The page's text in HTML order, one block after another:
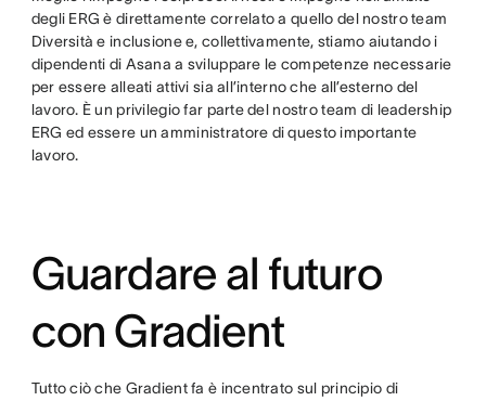
degli ERG è direttamente correlato a quello del nostro team
Diversità e inclusione e, collettivamente, stiamo aiutando i
dipendenti di Asana a sviluppare le competenze necessarie
per essere alleati attivi sia all’interno che all’esterno del
lavoro. È un privilegio far parte del nostro team di leadership
ERG ed essere un amministratore di questo importante
lavoro.
Guardare al futuro
con Gradient
Tutto ciò che Gradient fa è incentrato sul principio di